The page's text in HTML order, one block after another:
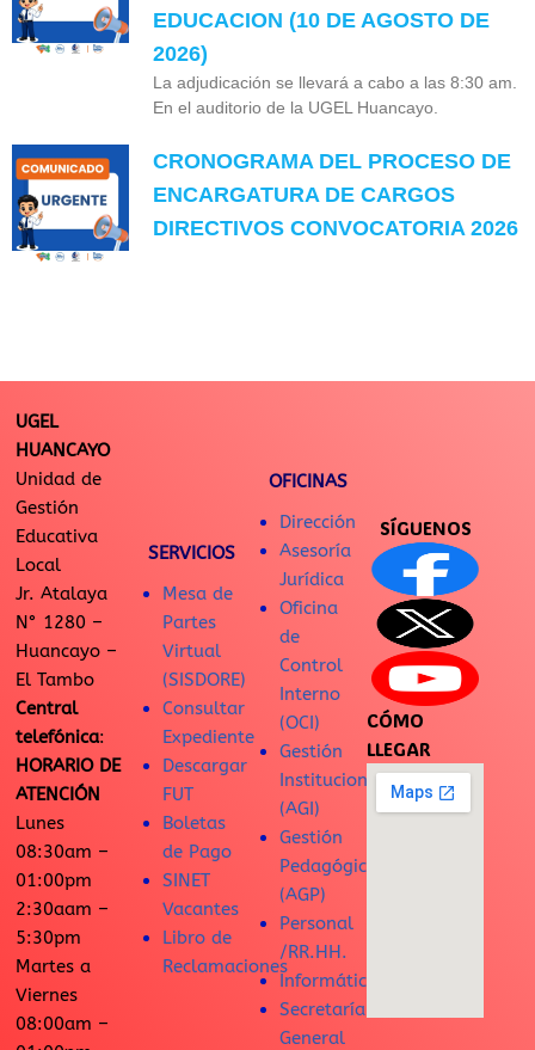
EDUCACION (10 DE AGOSTO DE
2026)
La adjudicación se llevará a cabo a las 8:30 am.
En el auditorio de la UGEL Huancayo.
CRONOGRAMA DEL PROCESO DE
ENCARGATURA DE CARGOS
DIRECTIVOS CONVOCATORIA 2026
UGEL
HUANCAYO
Unidad de
Gestión
Educativa
Local
Jr. Atalaya
N° 1280 –
Huancayo –
El Tambo
Central
telefónica:
HORARIO DE
ATENCIÓN
Lunes
08:30am –
01:00pm
2:30aam –
5:30pm
Martes a
Viernes
08:00am –
SERVICIOS
Mesa de
Partes
Virtual
(SISDORE)
Consultar
Expediente
Descargar
FUT
Boletas
de Pago
SINET
Vacantes
Libro de
Reclamaciones
OFICINAS
Dirección
Asesoría
Jurídica
Oficina
de
Control
Interno
(OCI)
Gestión
Institucional
(AGI)
Gestión
Pedagógica
(AGP)
Personal
/RR.HH.
Informática
Secretaría
General
SÍGUENOS
CÓMO
LLEGAR